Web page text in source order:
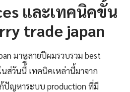
และเทคนิคขั้น
trade japan
มาหลายปีผมรวบรวม best
ส่วันนี้ี้ เทคนิคเหล่านี้มาจาก
ปัญหาระบบ production ที่มี